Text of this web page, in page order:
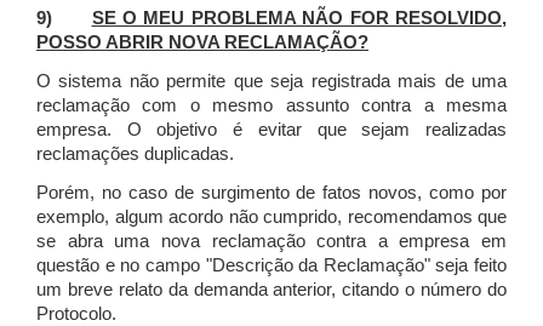
9) SE O MEU PROBLEMA NÃO FOR RESOLVIDO,
POSSO ABRIR NOVA RECLAMAÇÃO?
O sistema não permite que seja registrada mais de uma
reclamação com o mesmo assunto contra a mesma
empresa. O objetivo é evitar que sejam realizadas
reclamações duplicadas.
Porém, no caso de surgimento de fatos novos, como por
exemplo, algum acordo não cumprido, recomendamos que
se abra uma nova reclamação contra a empresa em
questão e no campo "Descrição da Reclamação" seja feito
um breve relato da demanda anterior, citando o número do
Protocolo.